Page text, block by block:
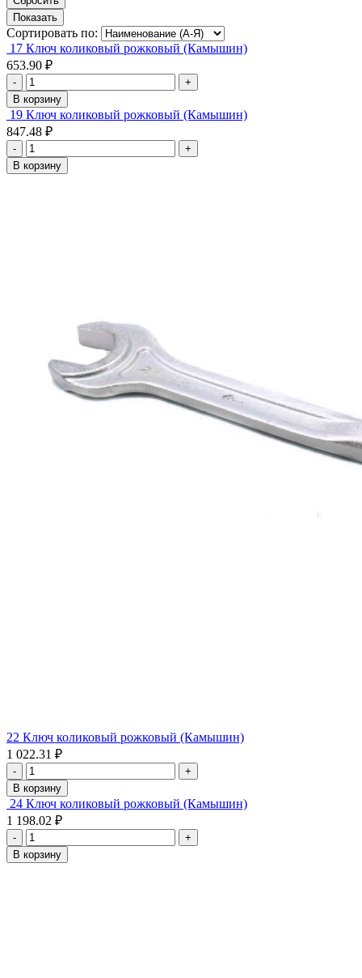
Сортировать по:
17 Ключ коликовый рожковый (Камышин)
653.90 ₽
-
+
В корзину
19 Ключ коликовый рожковый (Камышин)
847.48 ₽
-
+
В корзину
22 Ключ коликовый рожковый (Камышин)
1 022.31 ₽
-
+
В корзину
24 Ключ коликовый рожковый (Камышин)
1 198.02 ₽
-
+
В корзину